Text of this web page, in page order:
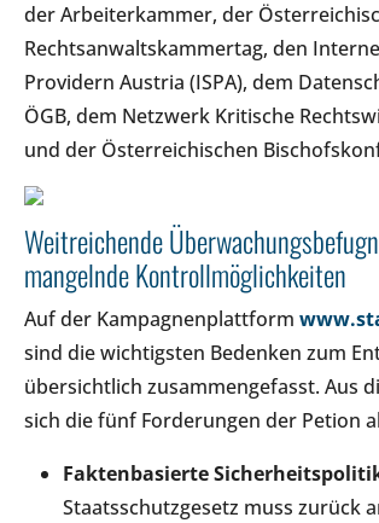
der Arbeiterkammer, der
Rechtsanwaltskammertag, den
Providern Austria (ISPA), dem
ÖGB, dem Netzwerk Kritische
und der Österreichischen
Weitreichende
mangelnde Kontrollmöglichkeiten
Auf der Kampagnenplattform
sind die wichtigsten Bedenken zum
übersichtlich zusammengefasst. Aus
sich die fünf Forderungen der Petion
Faktenbasierte
Staatsschutzgesetz muss zurück